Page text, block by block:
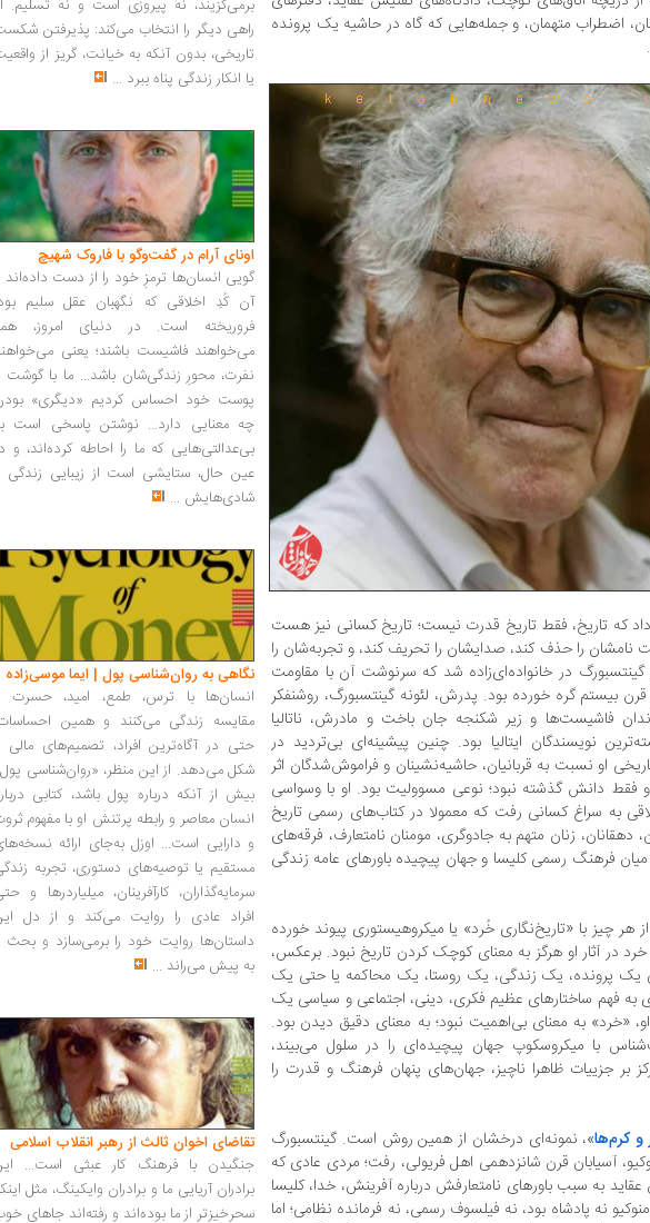
اضطراب متهمان، و جمله‌هایی که گاه در حاشیه یک پرونده
داد که تاریخ، فقط تاریخ قدرت نیست؛ تاریخ کسانی نیز هست
را حذف کند، صدایشان را تحریف کند، و تجربه‌شان را
گینتسبورگ در خانواده‌ای‌زاده شد که سرنوشت آن با مقاومت
بیستم گره خورده بود. پدرش، لئونه گینتسبورگ، روشنفکر
فاشیست‌ها و زیر شکنجه جان باخت و مادرش، ناتالیا
نویسندگان ایتالیا بود. چنین پیشینه‌ای بی‌تردید در
او نسبت به قربانیان، حاشیه‌نشینان و فراموش‌شدگان اثر
فقط دانش گذشته نبود؛ نوعی مسوولیت بود. او با وسواسی
به سراغ کسانی رفت که معمولا در کتاب‌های رسمی تاریخ
دهقانان، زنان متهم به جادوگری، مومنان نامتعارف، فرقه‌های
فرهنگ رسمی کلیسا و جهان پیچیده باورهای عامه زندگی
هر چیز با «تاریخ‌نگاری خُرد» یا میکروهیستوری پیوند خورده
در آثار او هرگز به معنای کوچک کردن تاریخ نبود. برعکس،
یک پرونده، یک زندگی، یک روستا، یک محاکمه یا حتی یک
به فهم ساختارهای عظیم فکری، دینی، اجتماعی و سیاسی یک
«خرد» به معنای بی‌اهمیت نبود؛ به معنای دقیق دیدن بود.
با میکروسکوپ جهان پیچیده‌ای را در سلول می‌بیند،
بر جزییات ظاهرا ناچیز، جهان‌های پنهان فرهنگ و قدرت را
و کرم‌ها»، نمونه‌ای درخشان از همین روش است. گینتسبورگ
آسیابان قرن شانزدهمی اهل فریولی، رفت؛ مردی عادی که
عقاید به سبب باورهای نامتعارفش درباره آفرینش، خدا، کلیسا
نه پادشاه بود، نه فیلسوف رسمی، نه فرمانده نظامی؛ اما
برمی‌گزیند، نه پیروزی است و نه تسلیم.
راهی دیگر را انتخاب می‌کند: پذیرفتن
تاریخی، بدون آنکه به خیانت، گریز از
یا انکار زندگی پناه ببرد ...
اونای آرام در گفت‌وگو با فاروک شهیچ‭
گویی انسان‌ها ترمزِ خود را از دست داده‌اند
آن کُدِ اخلاقی که نگهبان عقل سلیم
فروریخته است. در دنیای امروز،
می‌خواهند فاشیست باشند؛ یعنی
نفرت، محورِ زندگی‌شان باشد... ما با گوشت
پوست خود احساس کردیم «دیگری»
چه معنایی دارد... نوشتن پاسخی است
بی‌عدالتی‌هایی که ما را احاطه کرده‌اند، و
عین حال، ستایشی است از زیبایی زندگی
شادی‌هایش ...
نگاهی به روان‌شناسی پول | ایما موسی‌زاده
انسان‌ها با ترس، طمع، امید، حسرت
مقایسه زندگی می‌کنند و همین
حتی در آگاه‌ترین افراد، تصمیم‌های مالی
شکل می‌دهد. از این منظر، «روان‌شناسی
بیش از آنکه درباره پول باشد، کتابی
انسان معاصر و رابطه پرتنش او با مفهوم
و دارایی است... اوزل به‌جای ارائه
مستقیم یا توصیه‌های دستوری، تجربه
سرمایه‌گذاران، کارآفرینان، میلیاردرها و
افراد عادی را روایت می‌کند و از دل
داستان‌ها روایت خود را برمی‌سازد و بحث
به پیش می‌راند ...
تقاضای اخوان ثالث از رهبر انقلاب اسلامی
جنگیدن با فرهنگ کار عبثی است...
برادران آریایی ما و برادران وایکینگ، مثل
سحرخیزتر از ما بوده‌اند و رفته‌اند جاهای